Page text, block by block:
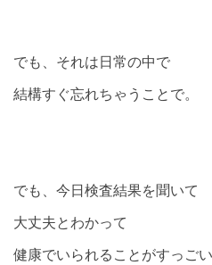
でも、それは日常の中で
結構すぐ忘れちゃうことで。
でも、今日検査結果を聞いて
大丈夫とわかって
健康でいられることがすっご